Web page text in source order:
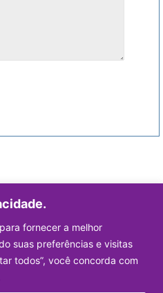
fornecer a melhor
suas preferências e visitas
todos”, você concorda com
S.A.
CENTRAL DE VENDAS